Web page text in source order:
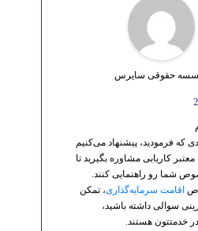
حقوقی سایرس
فرمودید، پیشنهاد می‌کنیم
کاریابی مشاوره بگیرید تا
شما رو راهنمایی کنند.
اقامت سرمایه‌گذاری، تمکن
سوالی داشته باشید،
خدمتتون هستند.